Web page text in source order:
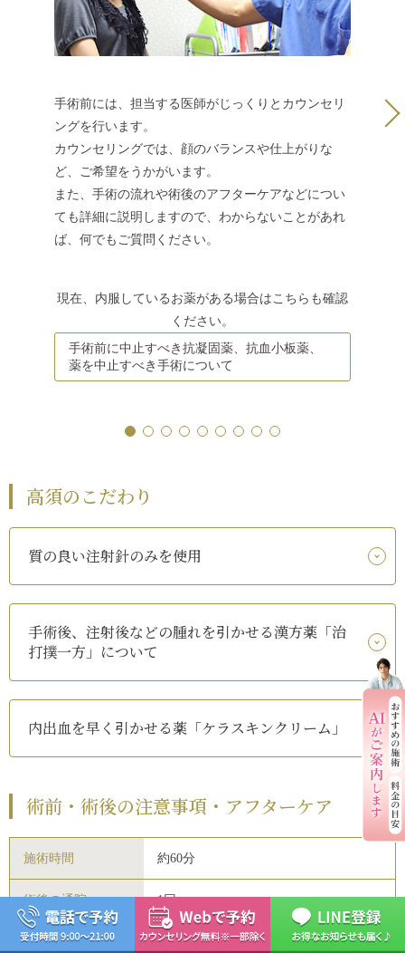
手術前には、担当する医師がじっくりとカウンセリ
ングを行います。
カウンセリングでは、顔のバランスや仕上がりな
ど、ご希望をうかがいます。
また、手術の流れや術後のアフターケアなどについ
ても詳細に説明しますので、わからないことがあれ
ば、何でもご質問ください。
現在、内服しているお薬がある場合はこちらも確認
ください。
手術前に中止すべき抗凝固薬、抗血小板薬、
薬を中止すべき手術について
手術前
高須のこだわり
質の良い注射針のみを使用
手術後、注射後などの腫れを引かせる漢方薬「治
打撲一方」について
内出血を早く引かせる薬「ケラスキンクリーム」
術前・術後の注意事項・アフターケア
施術時間 約60分
術後の通院 1回
術後の腫れ 強い腫れは3日程度（個人差あり）